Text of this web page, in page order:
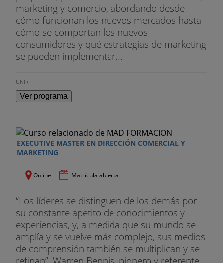
marketing y comercio, abordando desde
cómo funcionan los nuevos mercados hasta
cómo se comportan los nuevos
consumidores y qué estrategias de marketing
se pueden implementar...
UNIR
Ver programa
EXECUTIVE MASTER EN DIRECCIÓN COMERCIAL Y
MARKETING
Online Matrícula abierta
“Los líderes se distinguen de los demás por
su constante apetito de conocimientos y
experiencias, y, a medida que su mundo se
amplía y se vuelve más complejo, sus medios
de comprensión también se multiplican y se